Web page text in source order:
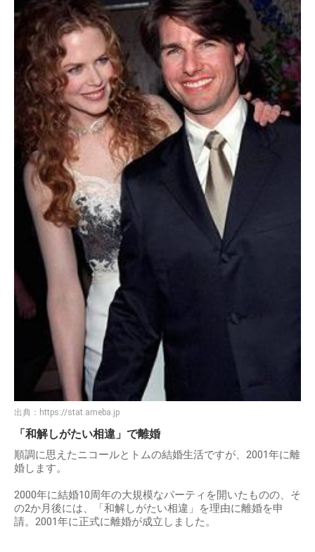
出典： https://stat.ameba.jp
「和解しがたい相違」で離婚
順調に思えたニコールとトムの結婚生活ですが、2001年に離
婚します。
2000年に結婚10周年の大規模なパーティを開いたものの、そ
の2か月後には、「和解しがたい相違」を理由に離婚を申
請。2001年に正式に離婚が成立しました。